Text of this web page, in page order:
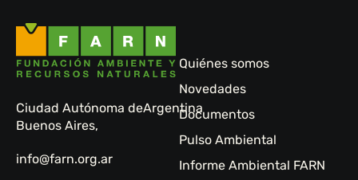
Ciudad Autónoma de
Buenos Aires,
Argentina
info@farn.org.ar
Quiénes somos
Novedades
Documentos
Pulso Ambiental
Informe Ambiental FARN